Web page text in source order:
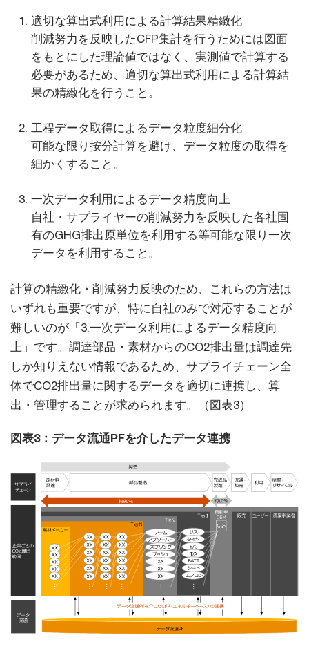
適切な算出式利用による計算結果精緻化
削減努力を反映したCFP集計を行うためには図面
をもとにした理論値ではなく、実測値で計算する
必要があるため、適切な算出式利用による計算結
果の精緻化を行うこと。
工程データ取得によるデータ粒度細分化
可能な限り按分計算を避け、データ粒度の取得を
細かくすること。
一次データ利用によるデータ精度向上
自社・サプライヤーの削減努力を反映した各社固
有のGHG排出原単位を利用する等可能な限り一次
データを利用すること。
計算の精緻化・削減努力反映のため、これらの方法は
いずれも重要ですが、特に自社のみで対応することが
難しいのが「3.一次データ利用によるデータ精度向
上」です。調達部品・素材からのCO2排出量は調達先
しか知りえない情報であるため、サプライチェーン全
体でCO2排出量に関するデータを適切に連携し、算
出・管理することが求められます。（図表3）
図表3：データ流通PFを介したデータ連携